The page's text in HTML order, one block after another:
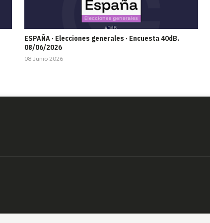
ESPAÑA · Elecciones generales · Encuesta 40dB.
08/06/2026
08 Junio 2026